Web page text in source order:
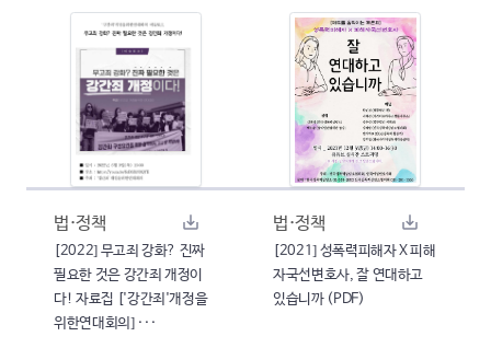
법·정책
[2022] 무고죄 강화? 진짜
필요한 것은 강간죄 개정이
다! 자료집 ['강간죄'개정을
위한연대회의] ···
법·정책
[2021] 성폭력피해자 X 피해
자국선변호사, 잘 연대하고
있습니까 (PDF)